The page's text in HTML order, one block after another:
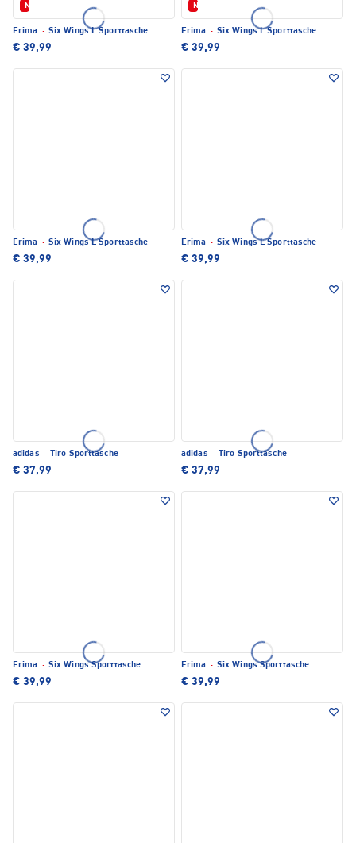
Neu
Erima · Six Wings L Sporttasche
€ 39,99
Neu
Erima · Six Wings L Sporttasche
€ 39,99
Erima · Six Wings L Sporttasche
€ 39,99
Erima · Six Wings L Sporttasche
€ 39,99
adidas · Tiro Sporttasche
€ 37,99
adidas · Tiro Sporttasche
€ 37,99
Erima · Six Wings Sporttasche
€ 39,99
Erima · Six Wings Sporttasche
€ 39,99